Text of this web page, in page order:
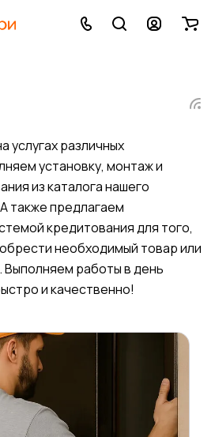
услугах различных
установку, монтаж и
из каталога нашего
также предлагаем
кредитования для того,
необходимый товар или
Выполняем работы в день
и качественно!